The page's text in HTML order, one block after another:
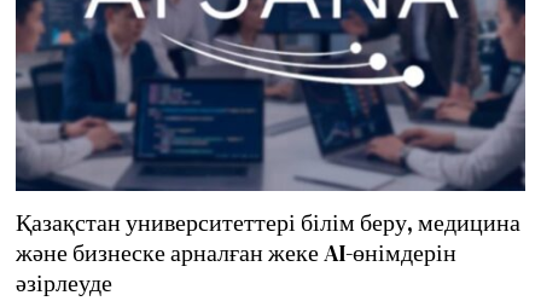
Қазақстан университеттері білім беру, медицина
және бизнеске арналған жеке AI-өнімдерін
әзірлеуде